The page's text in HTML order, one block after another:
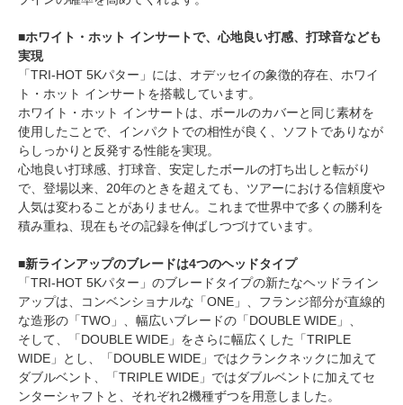
■ホワイト・ホット インサートで、心地良い打感、打球音なども
実現
「TRI-HOT 5Kパター」には、オデッセイの象徴的存在、ホワイ
ト・ホット インサートを搭載しています。
ホワイト・ホット インサートは、ボールのカバーと同じ素材を
使用したことで、インパクトでの相性が良く、ソフトでありなが
らしっかりと反発する性能を実現。
心地良い打球感、打球音、安定したボールの打ち出しと転がり
で、登場以来、20年のときを超えても、ツアーにおける信頼度や
人気は変わることがありません。これまで世界中で多くの勝利を
積み重ね、現在もその記録を伸ばしつづけています。
■新ラインアップのブレードは4つのヘッドタイプ
「TRI-HOT 5Kパター」のブレードタイプの新たなヘッドライン
アップは、コンベンショナルな「ONE」、フランジ部分が直線的
な造形の「TWO」、幅広いブレードの「DOUBLE WIDE」、
そして、「DOUBLE WIDE」をさらに幅広くした「TRIPLE
WIDE」とし、「DOUBLE WIDE」ではクランクネックに加えて
ダブルベント、「TRIPLE WIDE」ではダブルベントに加えてセ
ンターシャフトと、それぞれ2機種ずつを用意しました。